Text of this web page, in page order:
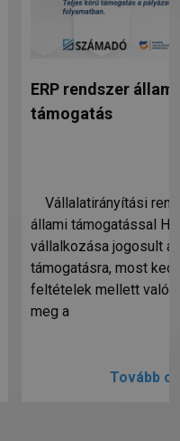
ERP rendszer állami
támogatás
Vállalatirányítási
állami támogatással Ha
vállalkozása jogosult
támogatásra, most
feltételek mellett
meg a
Tovább